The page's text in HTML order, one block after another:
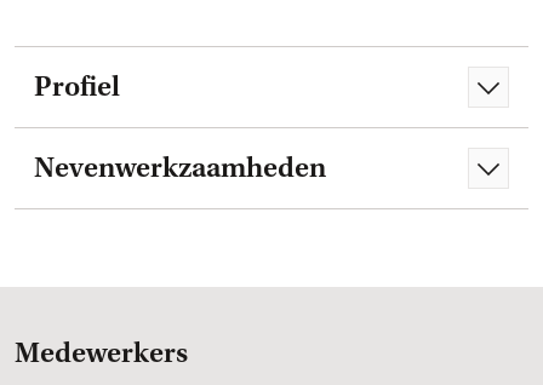
Profiel
Nevenwerkzaamheden
Medewerkers